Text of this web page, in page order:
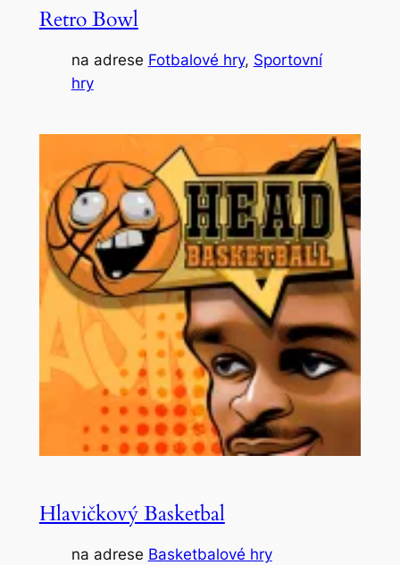
Retro Bowl
na adrese Fotbalové hry, Sportovní
hry
Hlavičkový Basketbal
na adrese Basketbalové hry